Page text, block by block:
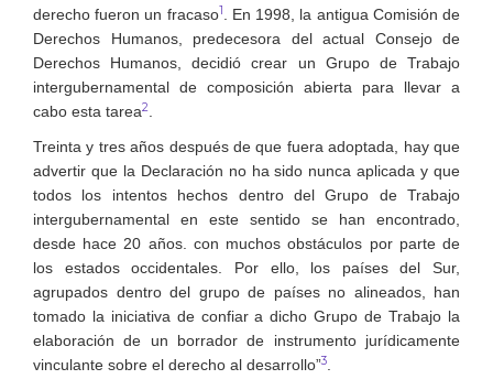
derecho fueron un fracaso1
. En 1998, la antigua Comisión de
Derechos Humanos, predecesora del actual Consejo de
Derechos Humanos, decidió crear un Grupo de Trabajo
intergubernamental de composición abierta para llevar a
cabo esta tarea2
Treinta y tres años después de que fuera adoptada, hay que
advertir que la Declaración no ha sido nunca aplicada y que
todos los intentos hechos dentro del Grupo de Trabajo
intergubernamental en este sentido se han encontrado,
desde hace 20 años. con muchos obstáculos por parte de
los estados occidentales. Por ello, los países del Sur,
agrupados dentro del grupo de países no alineados, han
tomado la iniciativa de confiar a dicho Grupo de Trabajo la
elaboración de un borrador de instrumento jurídicamente
vinculante sobre el derecho al desarrollo”3